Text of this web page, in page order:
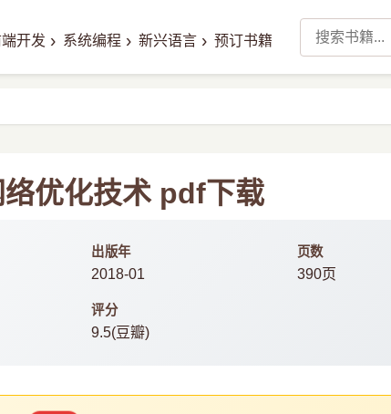
开发 › 系统编程 › 新兴语言 › 预订书籍
优化技术 pdf下载
出版年
2018-01
页数
390页
评分
9.5(豆瓣)